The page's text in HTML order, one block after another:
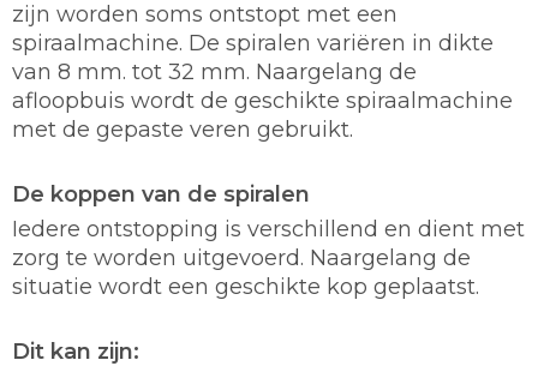
zijn worden soms ontstopt met een
spiraalmachine. De spiralen variëren in dikte
van 8 mm. tot 32 mm. Naargelang de
afloopbuis wordt de geschikte spiraalmachine
met de gepaste veren gebruikt.
De koppen van de spiralen
Iedere ontstopping is verschillend en dient met
zorg te worden uitgevoerd. Naargelang de
situatie wordt een geschikte kop geplaatst.
Dit kan zijn: